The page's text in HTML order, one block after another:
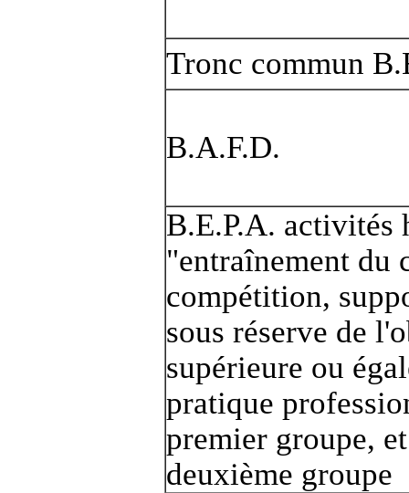
Tronc commun
B.A.F.D.
B.E.P.A. activités
"entraînement du
compétition,
sous réserve de
supérieure ou
pratique
premier groupe,
deuxième groupe